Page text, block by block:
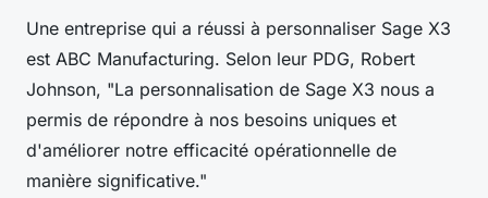
Une entreprise qui a réussi à personnaliser Sage X3
est ABC Manufacturing. Selon leur PDG, Robert
Johnson, "La personnalisation de Sage X3 nous a
permis de répondre à nos besoins uniques et
d'améliorer notre efficacité opérationnelle de
manière significative."